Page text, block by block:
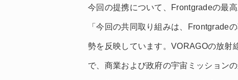
今回の提携について、Frontgradeの最
「今回の共同取り組みは、Frontgrade
勢を反映しています。VORAGOの放射
で、商業および政府の宇宙ミッション